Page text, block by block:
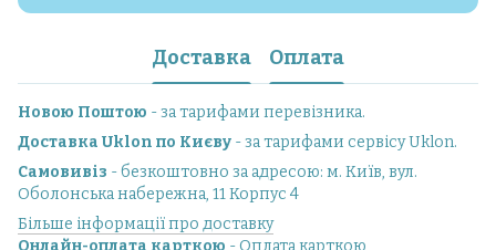
Доставка Оплата
Новою Поштою - за тарифами перевізника.
Доставка Uklon по Києву - за тарифами сервісу Uklon.
Самовивіз - безкоштовно за адресою: м. Київ, вул.
Оболонська набережна, 11 Корпус 4
Більше інформації про доставку
Онлайн-оплата карткою - Оплата карткою